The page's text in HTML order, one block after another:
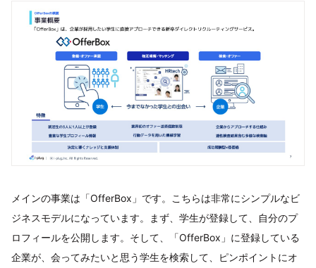
メインの事業は「OfferBox」です。こちらは非常にシンプルなビ
ジネスモデルになっています。まず、学生が登録して、自分のプ
ロフィールを公開します。そして、「OfferBox」に登録している
企業が、会ってみたいと思う学生を検索して、ピンポイントにオ